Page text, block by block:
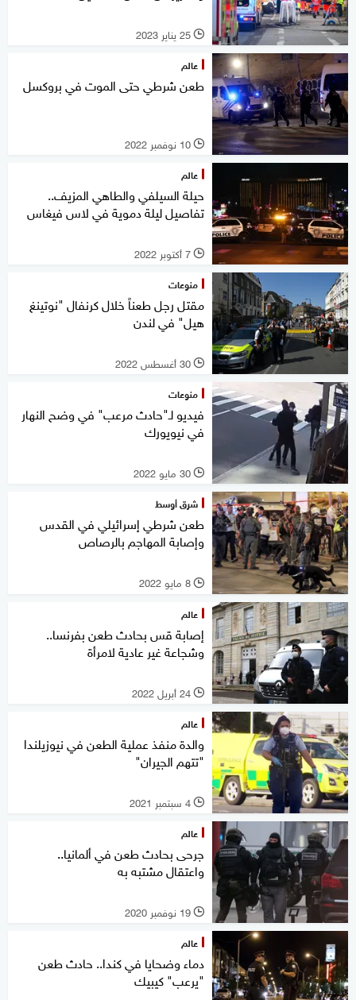
l 25 يناير 2023
عالم
طعن شرطي حتى الموت في بروكسل
l 10 نوفمبر 2022
عالم
حيلة السيلفي والطاهي المزيف..
تفاصيل ليلة دموية في لاس فيغاس
l 7 أكتوبر 2022
منوعات
مقتل رجل طعناً خلال كرنفال "نوتينغ
هيل" في لندن
l 30 أغسطس 2022
منوعات
فيديو لـ"حادث مرعب" في وضح النهار
في نيويورك
l 30 مايو 2022
شرق أوسط
طعن شرطي إسرائيلي في القدس
وإصابة المهاجم بالرصاص
l 8 مايو 2022
عالم
إصابة قس بحادث طعن بفرنسا..
وشجاعة غير عادية لامرأة
l 24 أبريل 2022
عالم
والدة منفذ عملية الطعن في نيوزيلندا
"تتهم الجيران"
l 4 سبتمبر 2021
عالم
جرحى بحادث طعن في ألمانيا..
واعتقال مشتبه به
l 19 نوفمبر 2020
عالم
دماء وضحايا في كندا.. حادث طعن
"يرعب" كيبيك